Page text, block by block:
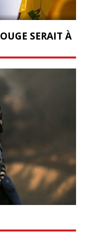
SERAIT À